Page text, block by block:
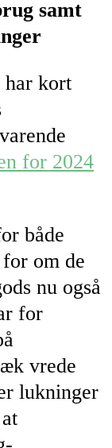
samt
kort
for 2024
både
om de
nu også
for
vrede
lukninger